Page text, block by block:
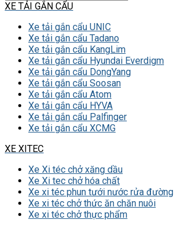
XE TẢI GẮN CẨU
Xe tải gắn cẩu UNIC
Xe tải gắn cẩu Tadano
Xe tải gắn cẩu KangLim
Xe tải gắn cẩu Hyundai Everdigm
Xe tải gắn cẩu DongYang
Xe tải gắn cẩu Soosan
Xe tải gắn cẩu Atom
Xe tải gắn cẩu HYVA
Xe tải gắn cẩu Palfinger
Xe tải gắn cẩu XCMG
XE XITEC
Xe Xi téc chở xăng dầu
Xe Xi tec chở hóa chất
Xe xi téc phun tưới nước rửa đường
Xe xi téc chở thức ăn chăn nuôi
Xe xi téc chở thực phẩm